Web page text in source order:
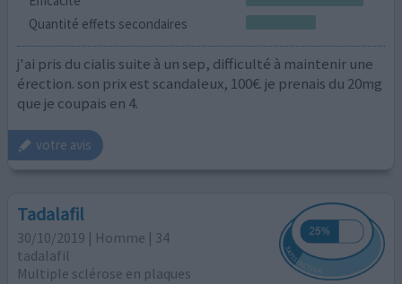
Quantité effets secondaires
j'ai pris du cialis suite à un sep, difficulté à maintenir une
érection. son prix est scandaleux, 100€. je prenais du 20mg
que je coupais en 4.
votre avis
Tadalafil
30/10/2019 | Homme | 34
tadalafil
Multiple sclérose en plaques